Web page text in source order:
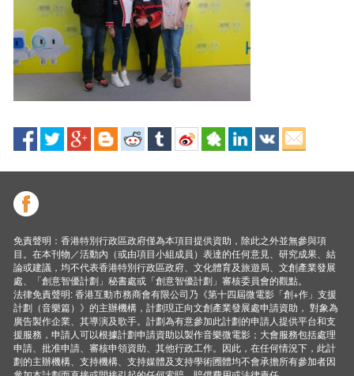
免責聲明：香港特別行政區政府僅為本項目提供資助，除此之外並無參與項
目。在本刊物／活動內（或由項目小組成員）表達的任何意見、研究成果、結
論或建議，均不代表香港特別行政區政府、文化體育及旅遊局、文創產業發展
處、「創意智優計劃」秘書處或「創意智優計劃」審核委員會的觀點。
法律免責聲明: 香港互動市務商會有限公司乃《第十四屆微電影「創+作」支援
計劃（音樂篇）》的主辦機構，計劃現正向文創產業發展處申請資助， 對象為
廣告製作企業、其導演及歌手。計劃為有意參加此計劃的申請人提供平台和支
援服務，申請人可以根據計劃申請資助以製作音樂微電影；大會服務包括處理
申請、批准申請、審核申領資助、其他行政工作。因此，在任何情況下，此計
劃的主辦機構、支持機構、支持媒體及支持學術圑體均不會承擔所有參加者因